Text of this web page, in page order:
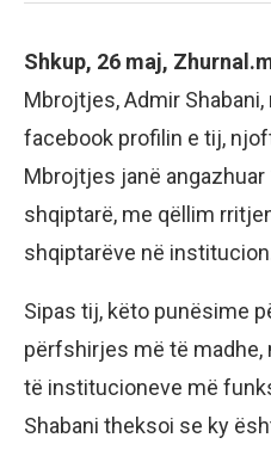
Shkup, 26 maj,
Mbrojtjes, Admir
facebook profilin e tij,
Mbrojtjes janë
shqiptarë, me qëllim
shqiptarëve në
Sipas tij, këto punësime
përfshirjes më të
të institucioneve më
Shabani theksoi se ky